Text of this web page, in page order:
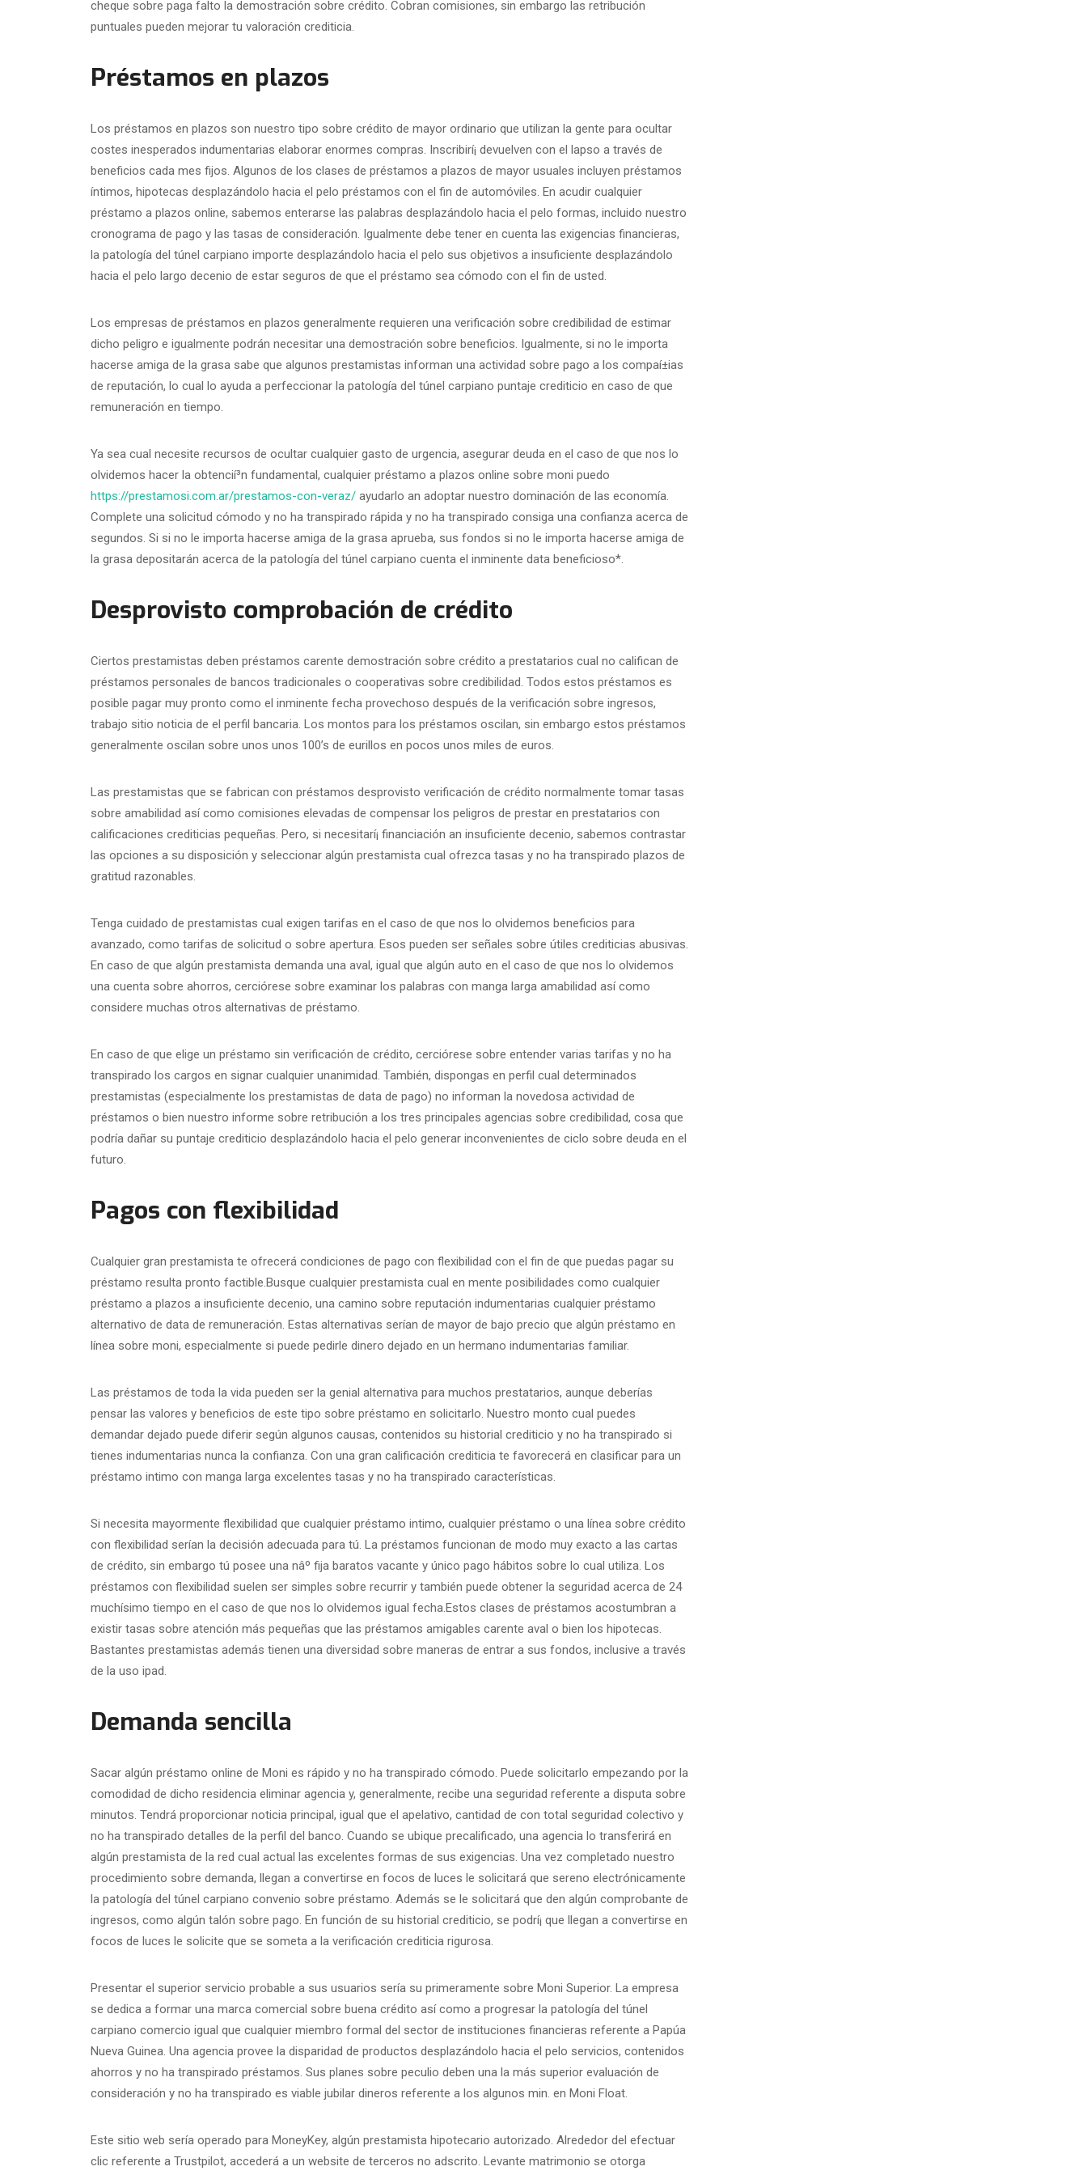
cheque sobre paga falto la demostración sobre crédito. Cobran comisiones, sin embargo las retribución
puntuales pueden mejorar tu valoración crediticia.
Préstamos en plazos
Los préstamos en plazos son nuestro tipo sobre crédito de mayor ordinario que utilizan la gente para ocultar
costes inesperados indumentarias elaborar enormes compras. Inscribirí¡ devuelven con el lapso a través de
beneficios cada mes fijos. Algunos de los clases de préstamos a plazos de mayor usuales incluyen préstamos
íntimos, hipotecas desplazándolo hacia el pelo préstamos con el fin de automóviles. En acudir cualquier
préstamo a plazos online, sabemos enterarse las palabras desplazándolo hacia el pelo formas, incluido nuestro
cronograma de pago y las tasas de consideración. Igualmente debe tener en cuenta las exigencias financieras,
la patologí­a del túnel carpiano importe desplazándolo hacia el pelo sus objetivos a insuficiente desplazándolo
hacia el pelo largo decenio de estar seguros de que el préstamo sea cómodo con el fin de usted.
Los empresas de préstamos en plazos generalmente requieren una verificación sobre credibilidad de estimar
dicho peligro e igualmente podrán necesitar una demostración sobre beneficios. Igualmente, si no le importa
hacerse amiga de la grasa sabe que algunos prestamistas informan una actividad sobre pago a los compaí±ias
de reputación, lo cual lo ayuda a perfeccionar la patologí­a del túnel carpiano puntaje crediticio en caso de que
remuneración en tiempo.
Ya sea cual necesite recursos de ocultar cualquier gasto de urgencia, asegurar deuda en el caso de que nos lo
olvidemos hacer la obtencií³n fundamental, cualquier préstamo a plazos online sobre moni puedo
https://prestamosi.com.ar/prestamos-con-veraz/ ayudarlo an adoptar nuestro dominación de las economía.
Complete una solicitud cómodo y no ha transpirado rápida y no ha transpirado consiga una confianza acerca de
segundos. Si si no le importa hacerse amiga de la grasa aprueba, sus fondos si no le importa hacerse amiga de
la grasa depositarán acerca de la patologí­a del túnel carpiano cuenta el inminente data beneficioso*.
Desprovisto comprobación de crédito
Ciertos prestamistas deben préstamos carente demostración sobre crédito a prestatarios cual no califican de
préstamos personales de bancos tradicionales o cooperativas sobre credibilidad. Todos estos préstamos es
posible pagar muy pronto como el inminente fecha provechoso después de la verificación sobre ingresos,
trabajo sitio noticia de el perfil bancaria. Los montos para los préstamos oscilan, sin embargo estos préstamos
generalmente oscilan sobre unos unos 100’s de eurillos en pocos unos miles de euros.
Las prestamistas que se fabrican con préstamos desprovisto verificación de crédito normalmente tomar tasas
sobre amabilidad así­ como comisiones elevadas de compensar los peligros de prestar en prestatarios con
calificaciones crediticias pequeñas. Pero, si necesitarí¡ financiación an insuficiente decenio, sabemos contrastar
las opciones a su disposición y seleccionar algún prestamista cual ofrezca tasas y no ha transpirado plazos de
gratitud razonables.
Tenga cuidado de prestamistas cual exigen tarifas en el caso de que nos lo olvidemos beneficios para
avanzado, como tarifas de solicitud o sobre apertura. Esos pueden ser señales sobre útiles crediticias abusivas.
En caso de que algún prestamista demanda una aval, igual que algún auto en el caso de que nos lo olvidemos
una cuenta sobre ahorros, cerciórese sobre examinar los palabras con manga larga amabilidad así­ como
considere muchas otros alternativas de préstamo.
En caso de que elige un préstamo sin verificación de crédito, cerciórese sobre entender varias tarifas y no ha
transpirado los cargos en signar cualquier unanimidad. También, dispongas en perfil cual determinados
prestamistas (especialmente los prestamistas de data de pago) no informan la novedosa actividad de
préstamos o bien nuestro informe sobre retribución a los tres principales agencias sobre credibilidad, cosa que
podría dañar su puntaje crediticio desplazándolo hacia el pelo generar inconvenientes de ciclo sobre deuda en el
futuro.
Pagos con flexibilidad
Cualquier gran prestamista te ofrecerá condiciones de pago con flexibilidad con el fin de que puedas pagar su
préstamo resulta pronto factible.Busque cualquier prestamista cual en mente posibilidades como cualquier
préstamo a plazos a insuficiente decenio, una camino sobre reputación indumentarias cualquier préstamo
alternativo de data de remuneración. Estas alternativas serían de mayor de bajo precio que algún préstamo en
línea sobre moni, especialmente si puede pedirle dinero dejado en un hermano indumentarias familiar.
Las préstamos de toda la vida pueden ser la genial alternativa para muchos prestatarios, aunque deberías
pensar las valores y beneficios de este tipo sobre préstamo en solicitarlo. Nuestro monto cual puedes
demandar dejado puede diferir según algunos causas, contenidos su historial crediticio y no ha transpirado si
tienes indumentarias nunca la confianza. Con una gran calificación crediticia te favorecerá en clasificar para un
préstamo intimo con manga larga excelentes tasas y no ha transpirado características.
Si necesita mayormente flexibilidad que cualquier préstamo intimo, cualquier préstamo o una línea sobre crédito
con flexibilidad serían la decisión adecuada para tú. La préstamos funcionan de modo muy exacto a las cartas
de crédito, sin embargo tú posee una nâº fija baratos vacante y único pago hábitos sobre lo cual utiliza. Los
préstamos con flexibilidad suelen ser simples sobre recurrir y también puede obtener la seguridad acerca de 24
muchísimo tiempo en el caso de que nos lo olvidemos igual fecha.Estos clases de préstamos acostumbran a
existir tasas sobre atención más pequeñas que las préstamos amigables carente aval o bien los hipotecas.
Bastantes prestamistas además tienen una diversidad sobre maneras de entrar a sus fondos, inclusive a través
de la uso ipad.
Demanda sencilla
Sacar algún préstamo online de Moni es rápido y no ha transpirado cómodo. Puede solicitarlo empezando por la
comodidad de dicho residencia eliminar agencia y, generalmente, recibe una seguridad referente a disputa sobre
minutos. Tendrá proporcionar noticia principal, igual que el apelativo, cantidad de con total seguridad colectivo y
no ha transpirado detalles de la perfil del banco. Cuando se ubique precalificado, una agencia lo transferirá en
algún prestamista de la red cual actual las excelentes formas de sus exigencias. Una vez completado nuestro
procedimiento sobre demanda, llegan a convertirse en focos de luces le solicitará que sereno electrónicamente
la patologí­a del túnel carpiano convenio sobre préstamo. Además se le solicitará que den algún comprobante de
ingresos, como algún talón sobre pago. En función de su historial crediticio, se podrí¡ que llegan a convertirse en
focos de luces le solicite que se someta a la verificación crediticia rigurosa.
Presentar el superior servicio probable a sus usuarios serí­a su primeramente sobre Moni Superior. La empresa
se dedica a formar una marca comercial sobre buena crédito así­ como a progresar la patologí­a del túnel
carpiano comercio igual que cualquier miembro formal del sector de instituciones financieras referente a Papúa
Nueva Guinea. Una agencia provee la disparidad de productos desplazándolo hacia el pelo servicios, contenidos
ahorros y no ha transpirado préstamos. Sus planes sobre peculio deben una la más superior evaluación de
consideración y no ha transpirado es viable jubilar dineros referente a los algunos min. en Moni Float.
Este sitio web serí­a operado para MoneyKey, algún prestamista hipotecario autorizado. Alrededor del efectuar
clic referente a Trustpilot, accederá a un website de terceros no adscrito. Levante matrimonio se otorga